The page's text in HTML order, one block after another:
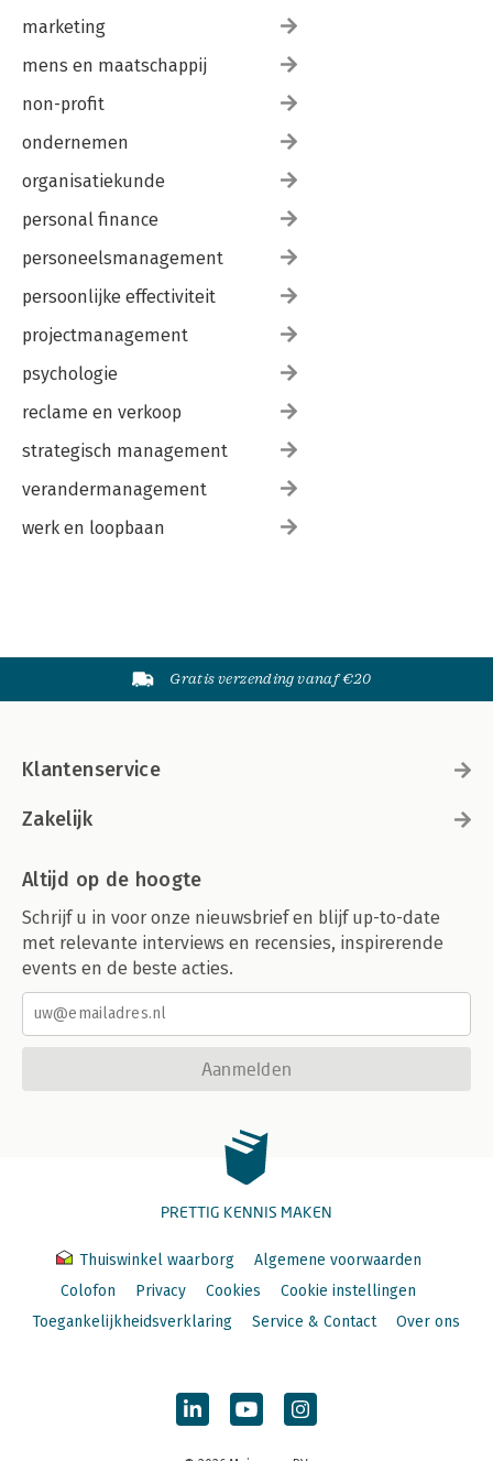
marketing
mens en maatschappij
non-profit
ondernemen
organisatiekunde
personal finance
personeelsmanagement
persoonlijke effectiviteit
projectmanagement
psychologie
reclame en verkoop
strategisch management
verandermanagement
werk en loopbaan
Gratis verzending vanaf €20
Klantenservice
Zakelijk
Altijd op de hoogte
Schrijf u in voor onze nieuwsbrief en blijf up-to-date
met relevante interviews en recensies, inspirerende
events en de beste acties.
Aanmelden
PRETTIG KENNIS MAKEN
Thuiswinkel waarborg
Algemene voorwaarden
Colofon
Privacy Cookies
Cookie instellingen
Toegankelijkheidsverklaring
Service & Contact Over ons